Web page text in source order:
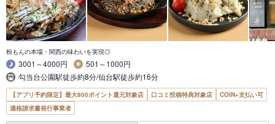
粉もんの本場・関西の味わいを実現◎
3001～4000円
501～1000円
勾当台公園駅徒歩約8分/仙台駅徒歩約16分
【アプリ予約限定】最大800ポイント還元対象店 口コミ投稿特典対象店
COIN+支払い可
適格請求書発行事業者